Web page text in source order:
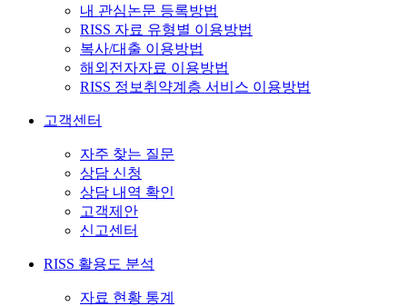
내 관심논문 등록방법
RISS 자료 유형별 이용방법
복사/대출 이용방법
해외전자자료 이용방법
RISS 정보취약계층 서비스 이용방법
고객센터
자주 찾는 질문
상담 신청
상담 내역 확인
고객제안
신고센터
RISS 활용도 분석
자료 현황 통계